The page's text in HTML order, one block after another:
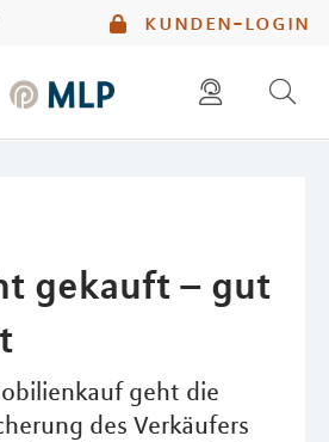
kunden-login
gekauft – gut
geht die
des Verkäufers